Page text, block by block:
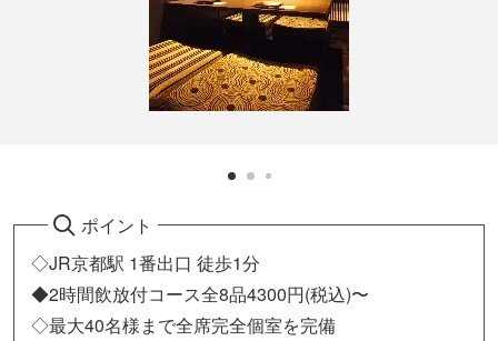
ポイント
◇JR京都駅 1番出口 徒歩1分
◆2時間飲放付コース全8品4300円(税込)〜
◇最大40名様まで全席完全個室を完備